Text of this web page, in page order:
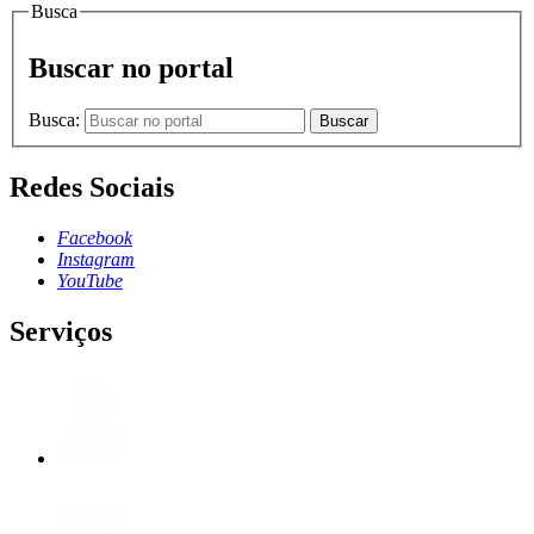
Busca
Buscar no portal
Busca: Buscar
Redes Sociais
Facebook
Instagram
YouTube
Serviços